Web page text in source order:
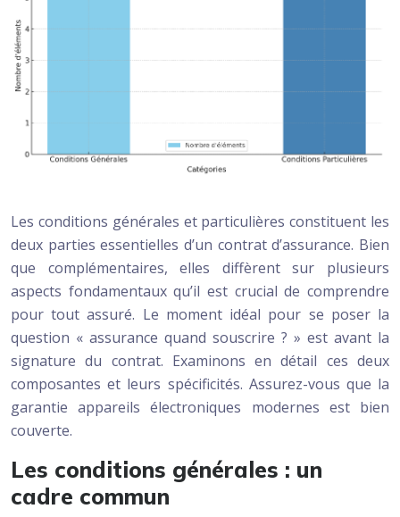
Les conditions générales et particulières constituent les
deux parties essentielles d’un contrat d’assurance. Bien
que complémentaires, elles diffèrent sur plusieurs
aspects fondamentaux qu’il est crucial de comprendre
pour tout assuré. Le moment idéal pour se poser la
question « assurance quand souscrire ? » est avant la
signature du contrat. Examinons en détail ces deux
composantes et leurs spécificités. Assurez-vous que la
garantie appareils électroniques modernes est bien
couverte.
Les conditions générales : un
cadre commun